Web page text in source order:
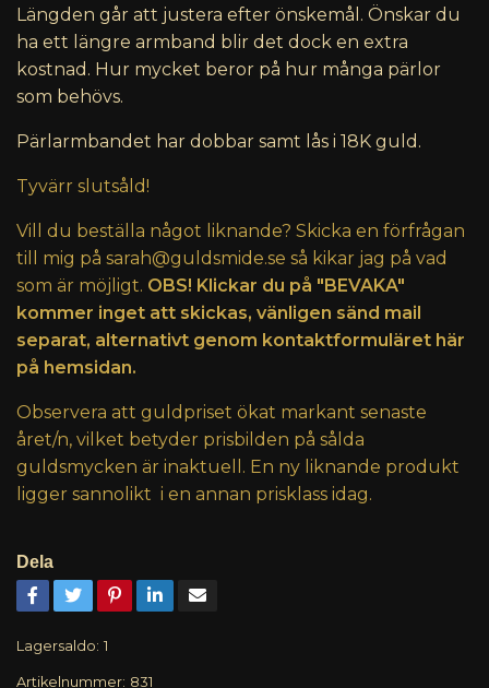
Längden går att justera efter önskemål. Önskar du
ha ett längre armband blir det dock en extra
kostnad. Hur mycket beror på hur många pärlor
som behövs.
Pärlarmbandet har dobbar samt lås i 18K guld.
Tyvärr slutsåld!
Vill du beställa något liknande? Skicka en förfrågan
till mig på sarah@guldsmide.se så kikar jag på vad
som är möjligt. OBS! Klickar du på "BEVAKA"
kommer inget att skickas, vänligen sänd mail
separat, alternativt genom kontaktformuläret här
på hemsidan.
Observera att guldpriset ökat markant senaste
året/n, vilket betyder prisbilden på sålda
guldsmycken är inaktuell. En ny liknande produkt
ligger sannolikt i en annan prisklass idag.
Dela
Lagersaldo: 1
Artikelnummer: 831